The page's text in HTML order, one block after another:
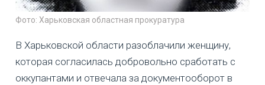
Фото: Харьковская областная прокуратура
В Харьковской области разоблачили женщину,
которая согласилась добровольно сработать с
оккупантами и отвечала за документооборот в